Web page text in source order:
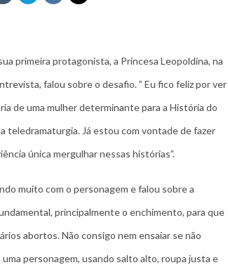
primeira protagonista, a Princesa Leopoldina, na
falou sobre o desafio. ” Eu fico feliz por ver
de uma mulher determinante para a História do
teledramaturgia. Já estou com vontade de fazer
única mergulhar nessas histórias”.
muito com o personagem e falou sobre a
principalmente o enchimento, para que
abortos. Não consigo nem ensaiar se não
personagem, usando salto alto, roupa justa e